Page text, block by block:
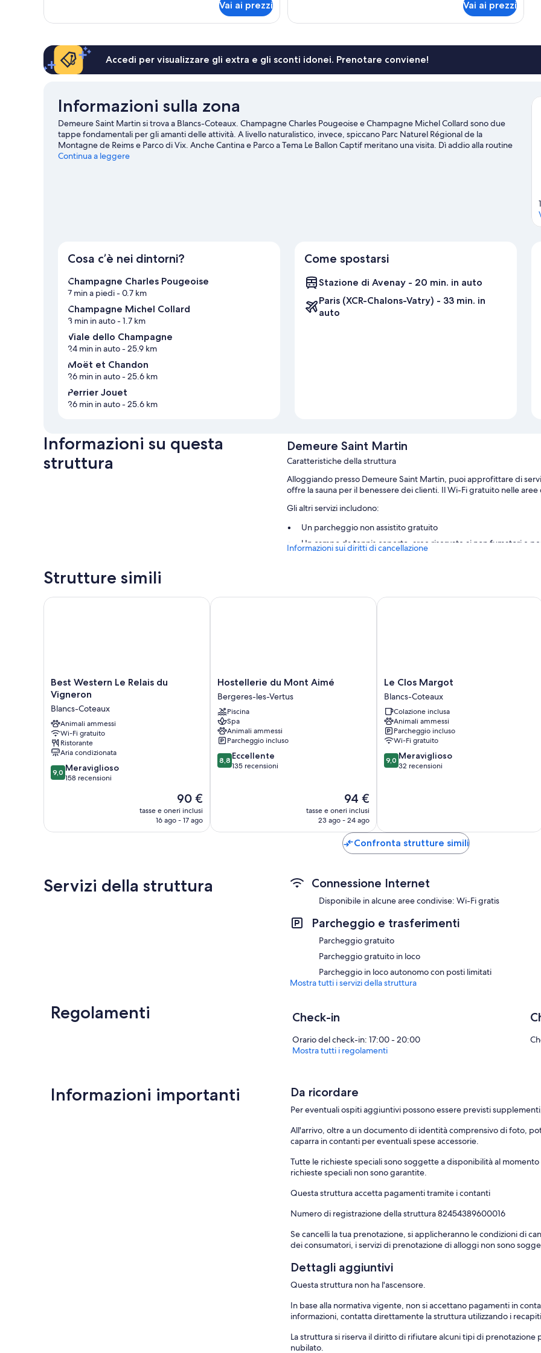
Deluxe,
Vai ai prezzi
Deluxe,
Vai ai prezzi
Accedi per visualizzare gli extra e gli sconti idonei. Prenotare conviene!
Informazioni sulla zona
Demeure Saint Martin si trova a Blancs-Coteaux. Champagne Charles Pougeoise e Champagne Michel Collard sono due
tappe fondamentali per gli amanti delle attività. A livello naturalistico, invece, spiccano Parc Naturel Régional de la
Montagne de Reims e Parco di Vix. Anche Cantina e Parco a Tema Le Ballon Captif meritano una visita. Dì addio alla routine
di tutti i giorni e dedicati ad attività all'aperto come jogging e pesca.
Continua a leggere
Cosa c’è nei dintorni?
Champagne Charles Pougeoise
7 min a piedi- 0.7 km
Champagne Michel Collard
3 min in auto- 1.7 km
Viale dello Champagne
24 min in auto- 25.9 km
Moët et Chandon
26 min in auto- 25.6 km
Perrier Jouet
26 min in auto- 25.6 km
Come spostarsi
Stazione di Avenay - 20 min. in auto
Paris (XCR-Chalons-Vatry) - 33 min. in
auto
Informazioni su questa
struttura
Demeure Saint Martin
Caratteristiche della struttura
Alloggiando presso Demeure Saint Martin, puoi approfittare di
offre la sauna per il benessere dei clienti. Il Wi-Fi gratuito nelle
Gli altri servizi includono:
Un parcheggio non assistito gratuito
Un campo da tennis coperto, aree riservate ai non fumatori e
Informazioni sui diritti di cancellazione
Strutture simili
Best
Western
Relais
du
Vigneron
Blancs-
Coteaux
Best Western Le Relais du
Vigneron
Blancs-Coteaux
Animali ammessi
Wi-Fi gratuito
Ristorante
Aria condizionata
9.0
su
9,0 Meraviglioso
158 recensioni
Il
prezzo
attuale
90 €
tasse e oneri inclusi
16 ago - 17 ago
Best Western Le Relais du Vigneron
Hostellerie
du
Mont
Aimé
Bergeres-
les-
Vertus
Hostellerie du Mont Aimé
Bergeres-les-Vertus
Piscina
Spa
Animali ammessi
Parcheggio incluso
8.8
su
8,8 Eccellente
135 recensioni
Il
prezzo
attuale
94 €
94 €
tasse e oneri inclusi
23 ago - 24 ago
Hostellerie du Mont Aimé
Le
Clos
Margot
Blancs-
Coteaux
Le Clos Margot
Blancs-Coteaux
Colazione inclusa
Animali ammessi
Parcheggio incluso
Wi-Fi gratuito
9.0
su
9,0 Meraviglioso
32 recensioni
Le Clos Margot
Confronta strutture simili
Servizi della struttura Connessione Internet
Disponibile in alcune aree condivise: Wi-Fi gratis
Parcheggio e trasferimenti
Parcheggio gratuito
Parcheggio gratuito in loco
Parcheggio in loco autonomo con posti limitati
Mostra tutti i servizi della struttura
Regolamenti Check-in
Orario del check-in: 17:00 - 20:00
Mostra tutti i regolamenti
Informazioni importanti Da ricordare
Per eventuali ospiti aggiuntivi possono essere previsti
All'arrivo, oltre a un documento di identità comprensivo di foto,
caparra in contanti per eventuali spese accessorie.
Tutte le richieste speciali sono soggette a disponibilità al
richieste speciali non sono garantite.
Questa struttura accetta pagamenti tramite i contanti
Numero di registrazione della struttura 82454389600016
Se cancelli la tua prenotazione, si applicheranno le condizioni di
dei consumatori, i servizi di prenotazione di alloggi non sono
Dettagli aggiuntivi
Questa struttura non ha l'ascensore.
In base alla normativa vigente, non si accettano pagamenti in
informazioni, contatta direttamente la struttura utilizzando i
La struttura si riserva il diritto di rifiutare alcuni tipi di
nubilato.